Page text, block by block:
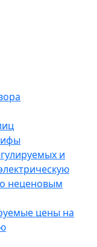
и
неценовым
цены на